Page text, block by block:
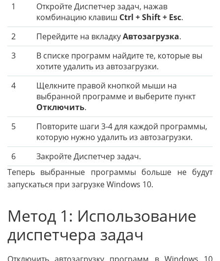
1
Откройте Диспетчер задач, нажав
комбинацию клавиш Ctrl + Shift + Esc.
2
Перейдите на вкладкуАвтозагрузка.
3
В списке программ найдите те, которые вы
хотите удалить из автозагрузки.
4
Щелкните правой кнопкой мыши на
выбранной программе и выберите пункт
Отключить.
5
Повторите шаги 3-4 для каждой программы,
которую нужно удалить из автозагрузки.
6
Закройте Диспетчер задач.
Теперь выбранные программы больше не будут
запускаться при загрузке Windows 10.
Метод 1: Использование
диспетчера задач